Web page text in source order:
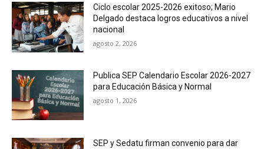
Ciclo escolar 2025-2026 exitoso; Mario
Delgado destaca logros educativos a nivel
nacional
agosto 2, 2026
Publica SEP Calendario Escolar 2026-2027
para Educación Básica y Normal
agosto 1, 2026
SEP y Sedatu firman convenio para dar